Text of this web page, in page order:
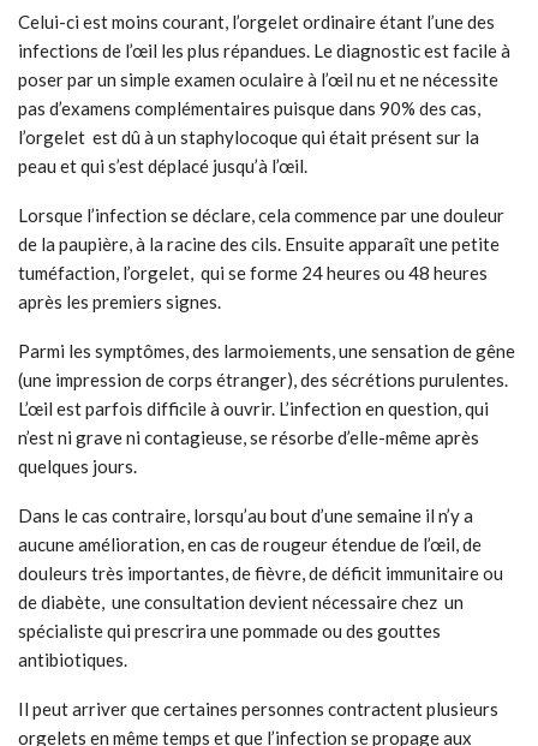
Celui-ci est moins courant, l’orgelet ordinaire étant l’une des
infections de l’œil les plus répandues. Le diagnostic est facile à
poser par un simple examen oculaire à l’œil nu et ne nécessite
pas d’examens complémentaires puisque dans 90% des cas,
l’orgelet est dû à un staphylocoque qui était présent sur la
peau et qui s’est déplacé jusqu’à l’œil.
Lorsque l’infection se déclare, cela commence par une douleur
de la paupière, à la racine des cils. Ensuite apparaît une petite
tuméfaction, l’orgelet, qui se forme 24 heures ou 48 heures
après les premiers signes.
Parmi les symptômes, des larmoiements, une sensation de gêne
(une impression de corps étranger), des sécrétions purulentes.
L’œil est parfois difficile à ouvrir. L’infection en question, qui
n’est ni grave ni contagieuse, se résorbe d’elle-même après
quelques jours.
Dans le cas contraire, lorsqu’au bout d’une semaine il n’y a
aucune amélioration, en cas de rougeur étendue de l’œil, de
douleurs très importantes, de fièvre, de déficit immunitaire ou
de diabète, une consultation devient nécessaire chez un
spécialiste qui prescrira une pommade ou des gouttes
antibiotiques.
Il peut arriver que certaines personnes contractent plusieurs
orgelets en même temps et que l’infection se propage aux